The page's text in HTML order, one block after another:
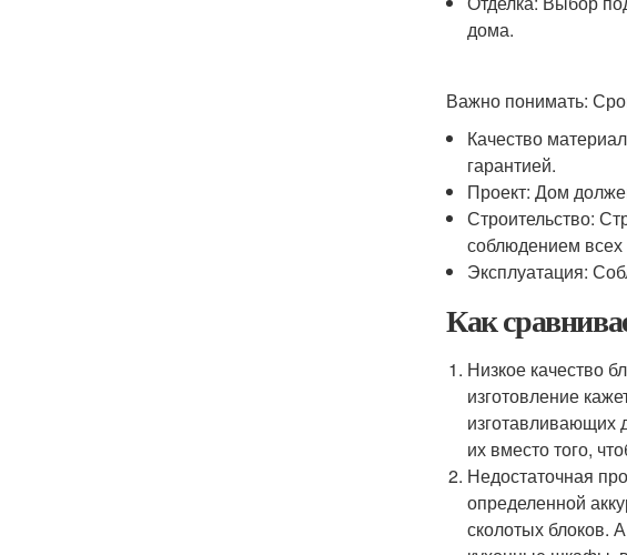
дома.
Важно понимать:
Качество
гарантией.
Проект: Дом
Строительство:
соблюдением
Эксплуатация:
Как
Низкое качество
изготовление
изготавливающих
их вместо того,
Недостаточная
определенной
сколотых блоков.